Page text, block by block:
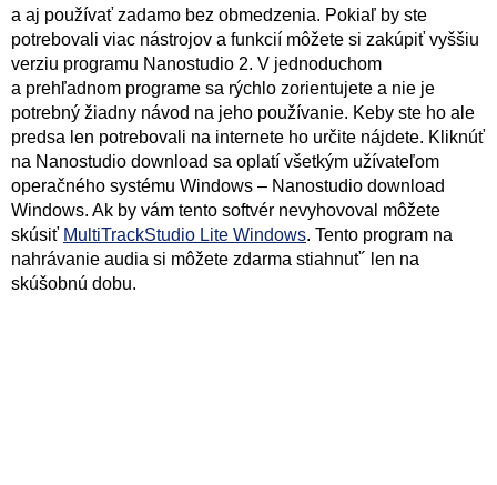
a aj používať zadamo bez obmedzenia. Pokiaľ by ste
potrebovali viac nástrojov a funkcií môžete si zakúpiť vyššiu
verziu programu Nanostudio 2. V jednoduchom
a prehľadnom programe sa rýchlo zorientujete a nie je
potrebný žiadny návod na jeho používanie. Keby ste ho ale
predsa len potrebovali na internete ho určite nájdete. Kliknúť
na Nanostudio download sa oplatí všetkým užívateľom
operačného systému Windows – Nanostudio download
Windows. Ak by vám tento softvér nevyhovoval môžete
skúsiť MultiTrackStudio Lite Windows. Tento program na
nahrávanie audia si môžete zdarma stiahnuť´ len na
skúšobnú dobu.